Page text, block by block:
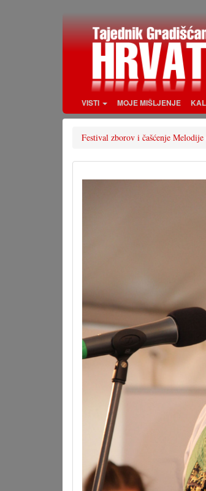
VISTI MOJE MIŠLJENJE
Festival zborov i čašćenje